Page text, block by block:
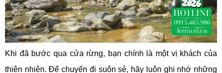
Khi đã bước qua cửa rừng, bạn chính là một vị khách của
thiên nhiên. Để chuyến đi suôn sẻ, hãy luôn ghi nhớ những